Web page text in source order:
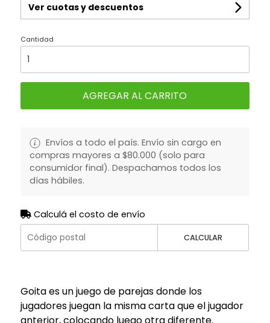
Ver cuotas y descuentos
Cantidad
AGREGAR AL CARRITO
Envíos a todo el país. Envío sin cargo en
compras mayores a $80.000 (solo para
consumidor final). Despachamos todos los
días hábiles.
Calculá el costo de envío
CALCULAR
Goita es un juego de parejas donde los
jugadores juegan la misma carta que el jugador
anterior, colocando luego otra diferente.